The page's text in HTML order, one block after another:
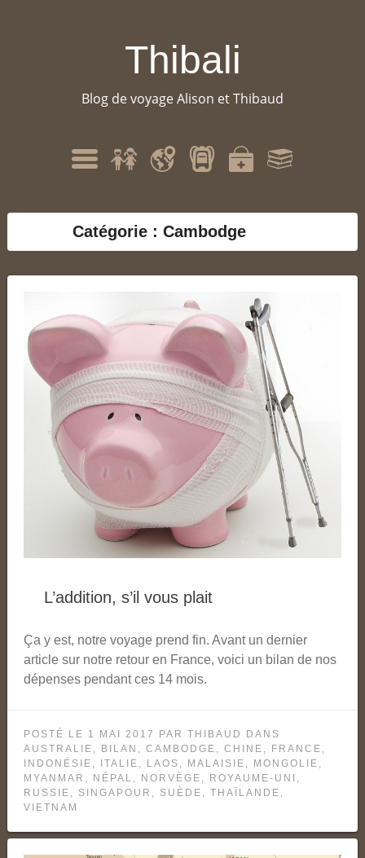
Thibali
Blog de voyage Alison et Thibaud
Menu
Qui
sommes-
?
ItinéraireMatérielSanté Bibliographie
Catégorie : Cambodge
L’addition, s’il vous plait
Ça y est, notre voyage prend fin. Avant un dernier
article sur notre retour en France, voici un bilan de nos
dépenses pendant ces 14 mois.
POSTÉ LE 1 MAI 2017 PAR THIBAUD
DANS
AUSTRALIE
BILAN CAMBODGE CHINE FRANCE
INDONÉSIE
ITALIE LAOS MALAISIE MONGOLIE
MYANMAR
NÉPAL NORVÈGE ROYAUME-UNI
RUSSIE
SINGAPOUR SUÈDE THAÏLANDE
VIETNAM